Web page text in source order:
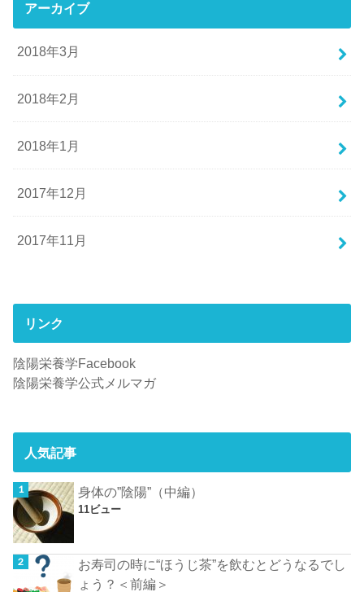
アーカイブ
2018年3月
2018年2月
2018年1月
2017年12月
2017年11月
リンク
陰陽栄養学Facebook
陰陽栄養学公式メルマガ
人気記事
身体の”陰陽”（中編）
11ビュー
お寿司の時に“ほうじ茶”を飲むとどうなるでし
ょう？＜前編＞